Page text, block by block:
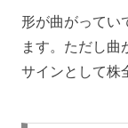
形が曲がってい
ます。ただし曲
サインとして株